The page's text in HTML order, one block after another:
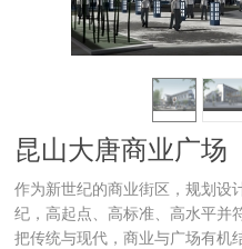
昆山大唐商业广场
作为新世纪的商业街区，规划设
纪，高起点、高标准、高水平并
把传统与现代，商业与广场有机